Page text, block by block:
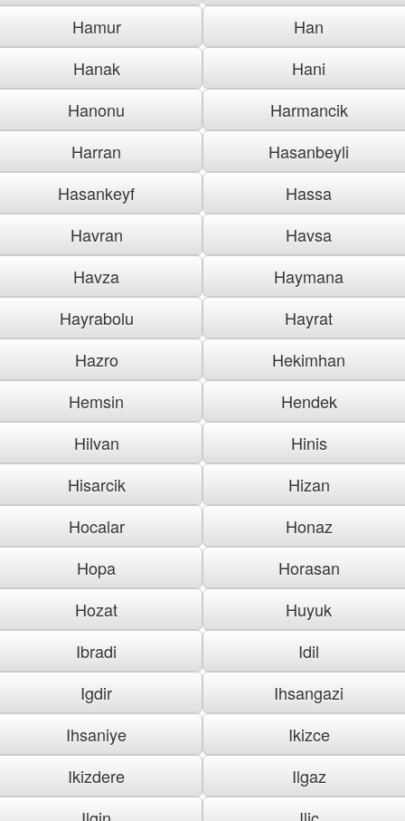
Hamur
Han
Hanak
Hani
Hanonu
Harmancik
Harran
Hasanbeyli
Hasankeyf
Hassa
Havran
Havsa
Havza
Haymana
Hayrabolu
Hayrat
Hazro
Hekimhan
Hemsin
Hendek
Hilvan
Hinis
Hisarcik
Hizan
Hocalar
Honaz
Hopa
Horasan
Hozat
Huyuk
Ibradi
Idil
Igdir
Ihsangazi
Ihsaniye
Ikizce
Ikizdere
Ilgaz